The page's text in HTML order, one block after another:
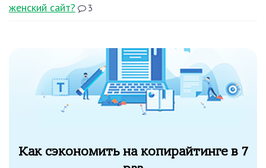
женский сайт?
3
Как сэкономить на копирайтинге в 7